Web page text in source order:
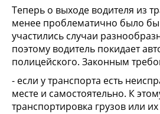
Теперь о выходе водителя из
менее проблематично было
участились случаи
поэтому водитель покидает
полицейского. Законным
- если у транспорта есть
месте и самостоятельно. К
транспортировка грузов или